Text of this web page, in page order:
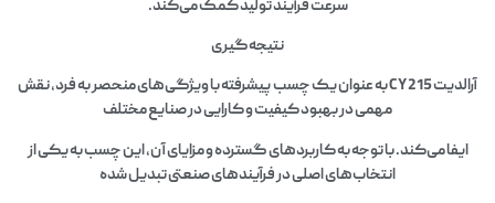
سرعت فرآیند تولید کمک می‌کند.
نتیجه‌گیری
آرالدیت CY 215 به عنوان یک چسب پیشرفته با ویژگی‌های منحصر به فرد، نقش
مهمی در بهبود کیفیت و کارایی در صنایع مختلف
ایفا می‌کند. با توجه به کاربردهای گسترده و مزایای آن، این چسب به یکی از
انتخاب‌های اصلی در فرآیندهای صنعتی تبدیل شده